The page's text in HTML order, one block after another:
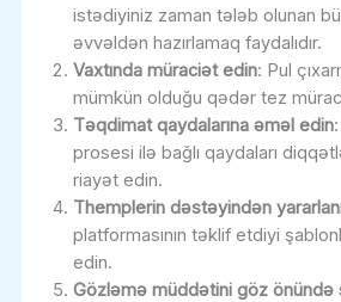
istədiyiniz zaman tələb olunan
əvvəldən hazırlamaq faydalıdır.
Vaxtında müraciət edin: Pul
mümkün olduğu qədər tez
Təqdimat qaydalarına əməl edin
prosesi ilə bağlı qaydaları
riayət edin.
Themplerin dəstəyindən
platformasının təklif etdiyi
edin.
Gözləmə müddətini göz önündə